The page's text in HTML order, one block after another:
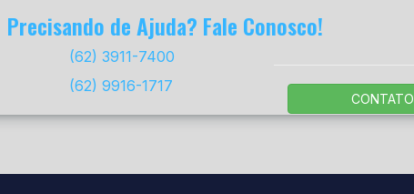
Precisando de Ajuda? Fale Conosco!
(62) 3911-7400
(62) 9916-1717
CONTATO